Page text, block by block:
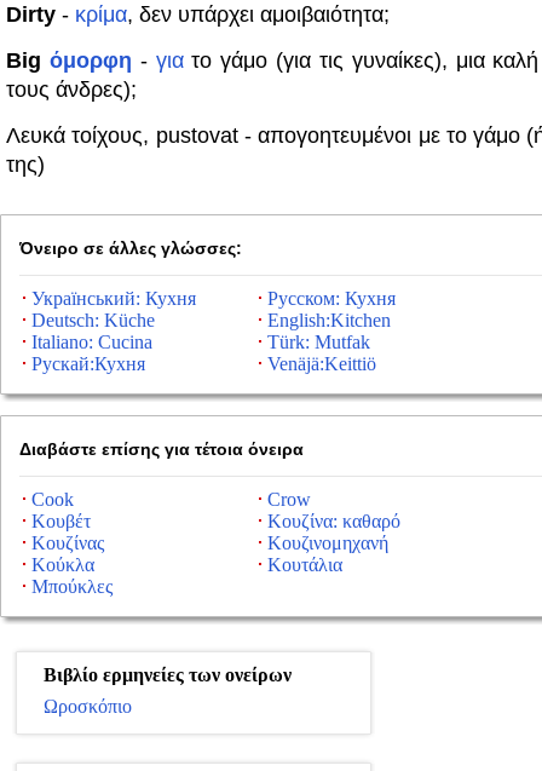
Dirty - κρίμα, δεν υπάρχει αμοιβαιότητα;
Big όμορφη - γιατο γάμο (για τις γυναίκες), μια
τους άνδρες);
Λευκά τοίχους, pustovat - απογοητευμένοι με το γάμο
της)
Όνειρο σε άλλες γλώσσες:
Український: Кухня
Русском: Кухня
Deutsch: Küche
English:Kitchen
Italiano: Cucina
Türk: Mutfak
Рускай:Кухня
Venäjä:Keittiö
Διαβάστε επίσης για τέτοια όνειρα
Cook
Crow
Κουβέτ
Κουζίνα: καθαρό
Κουζίνας
Κουζινομηχανή
Κούκλα
Κουτάλια
Μπούκλες
Βιβλίο ερμηνείες των ονείρων
Ωροσκόπιο